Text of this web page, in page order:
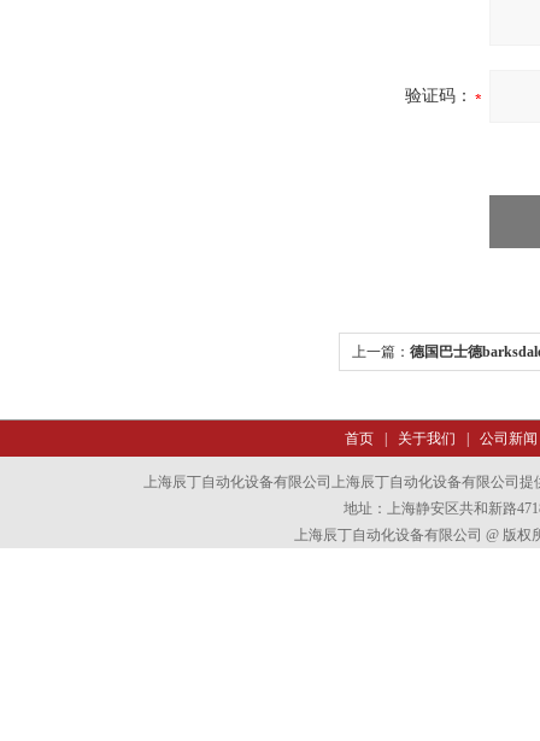
验证码：
上一篇： 德国巴士德
首页| 关于我们 公司新闻
上海辰丁自动化设备有限公司上海辰丁自动化设备有限公司提
地址：上海静安区共和新路
上海辰丁自动化设备有限公司 @ 版权